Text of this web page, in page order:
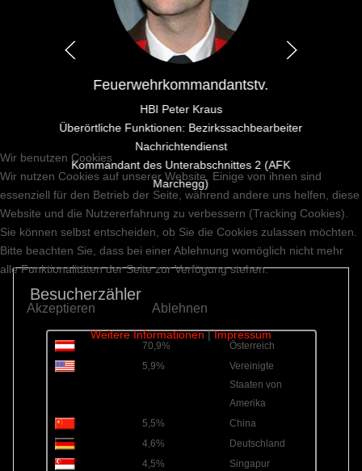
Feuerwehrkommandantstv.
HBI Peter Kraus
Überörtliche Funktionen: Bezirkssachbearbeiter
Nachrichtendienst
Kommandant des Unterabschnittes 2 (AFK
Marchegg)
Besucherzähler
70,9%
Österreich
5,9%
Vereinigte
Staaten von
Amerika
5,5%
China
4,6%
Deutschland
4,5%
Singapur
Wir benutzen Cookies
Wir nutzen Cookies auf unserer Website. Einige von ihnen sind
essenziell für den Betrieb der Seite, während andere uns helfen, diese
Website und die Nutzererfahrung zu verbessern (Tracking Cookies).
Sie können selbst entscheiden, ob Sie die Cookies zulassen möchten.
Bitte beachten Sie, dass bei einer Ablehnung womöglich nicht mehr
alle Funktionalitäten der Seite zur Verfügung stehen.
Akzeptieren Ablehnen
Weitere Informationen|Impressum